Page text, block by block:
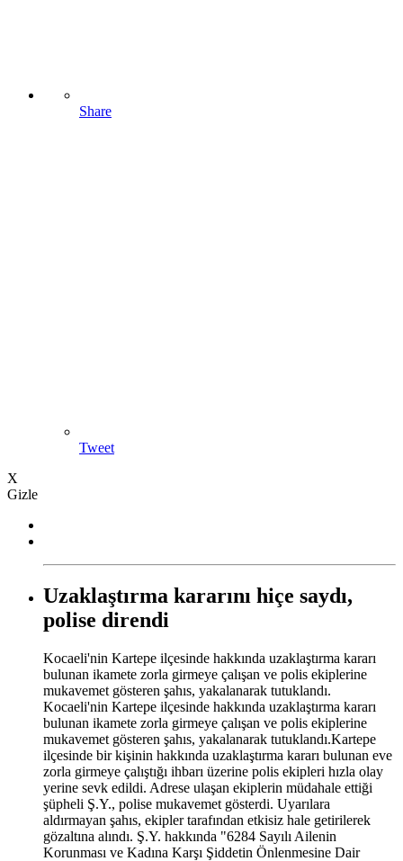
Share
Tweet
X
Gizle
Uzaklaştırma kararını hiçe saydı,
polise direndi
Kocaeli'nin Kartepe ilçesinde hakkında uzaklaştırma kararı
bulunan ikamete zorla girmeye çalışan ve polis ekiplerine
mukavemet gösteren şahıs, yakalanarak tutuklandı.
Kocaeli'nin Kartepe ilçesinde hakkında uzaklaştırma kararı
bulunan ikamete zorla girmeye çalışan ve polis ekiplerine
mukavemet gösteren şahıs, yakalanarak tutuklandı.Kartepe
ilçesinde bir kişinin hakkında uzaklaştırma kararı bulunan eve
zorla girmeye çalıştığı ihbarı üzerine polis ekipleri hızla olay
yerine sevk edildi. Adrese ulaşan ekiplerin müdahale ettiği
şüpheli Ş.Y., polise mukavemet gösterdi. Uyarılara
aldırmayan şahıs, ekipler tarafından etkisiz hale getirilerek
gözaltına alındı. Ş.Y. hakkında "6284 Sayılı Ailenin
Korunması ve Kadına Karşı Şiddetin Önlenmesine Dair